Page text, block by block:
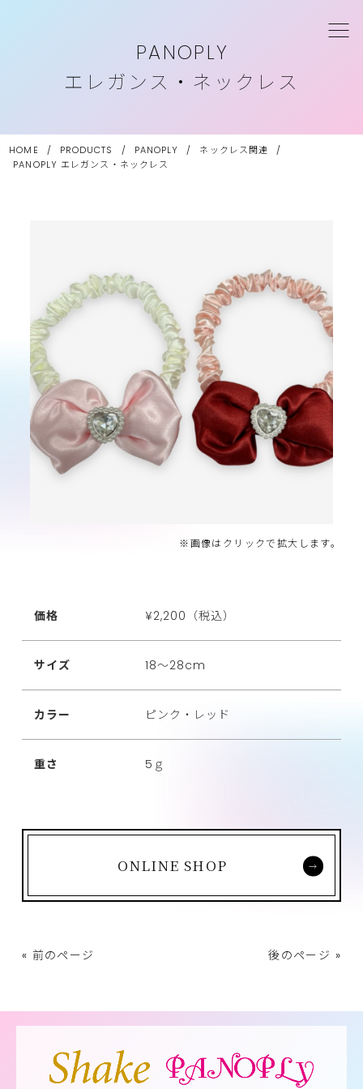
PANOPLY
エレガンス・ネックレス
HOME / PRODUCTS / PANOPLY / ネックレス関連
/
PANOPLY エレガンス・ネックレス
※画像はクリックで拡大します。
価格 ¥2,200（税込）
サイズ 18～28cm
カラー ピンク・レッド
重さ 5ｇ
ONLINE SHOP
« 前のページ 後のページ »